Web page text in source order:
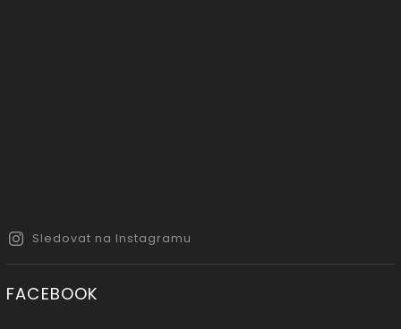
Sledovat na Instagramu
FACEBOOK